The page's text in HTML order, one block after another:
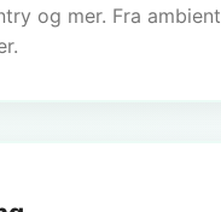
og mer. Fra ambient